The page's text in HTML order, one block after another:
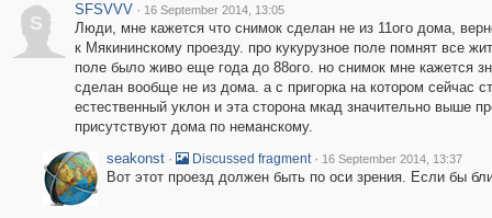
S
SFSVVV · 16 September 2014, 13:05
Люди, мне кажется что снимок сделан не из 11ого дома,
к Мякининскому проезду. про кукурузное поле помнят все
поле было живо еще года до 88ого. но снимок мне кажется
сделан вообще не из дома. а с пригорка на котором сейчас
естественный уклон и эта сторона мкад значительно выше
присутствуют дома по неманскому.
seakonst · Discussed fragment · 16 September 2014, 13:37
Вот этот проезд должен быть по оси зрения. Если бы